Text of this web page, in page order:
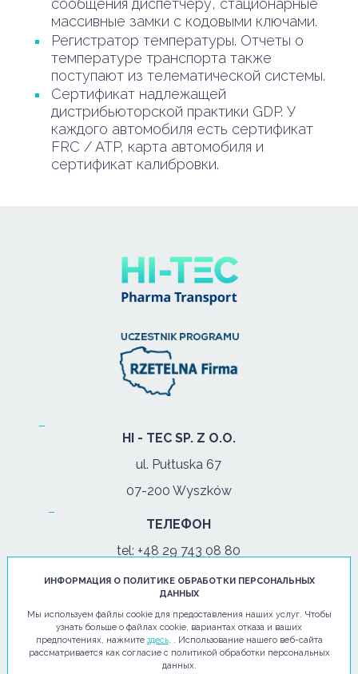
сообщения диспетчеру, стационарные
массивные замки с кодовыми ключами.
Регистратор температуры. Отчеты о
температуре транспорта также
поступают из телематической системы.
Сертификат надлежащей
дистрибьюторской практики GDP. У
каждого автомобиля есть сертификат
FRC / ATP, карта автомобиля и
сертификат калибровки.
HI - TEC SP. Z O.O.
ul. Pułtuska 67
07-200 Wyszków
ТЕЛЕФОН
tel: +48 29 743 08 80
моб:+48 502 702 472
пон. - Пят: 08:00-17:00
ЭЛЕКТРОННОЕ ПИСЬМО
ИНФОРМАЦИЯ О ПОЛИТИКЕ ОБРАБОТКИ ПЕРСОНАЛЬНЫХ
ДАННЫХ
Мы используем файлы cookie для предоставления наших услуг. Чтобы
узнать больше о файлах cookie, вариантах отказа и ваших
предпочтениях, нажмите здесь. . Использование нашего веб-сайта
рассматривается как согласие с политикой обработки персональных
данных.